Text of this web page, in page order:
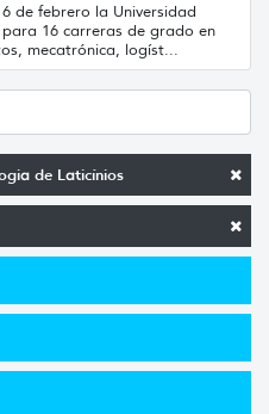
de Laticínios
de febrero la Universidad
16 carreras de grado en
mecatrónica, logíst...